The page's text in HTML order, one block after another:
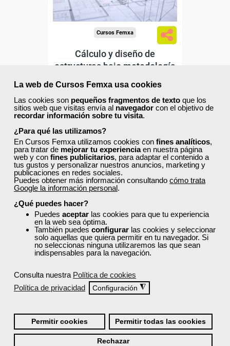
La web de Cursos Femxa usa cookies
Las cookies son pequeños fragmentos de texto que los
sitios web que visitas envía al navegador con el objetivo de
recordar información sobre tu visita.
¿Para qué las utilizamos?
En Cursos Femxa utilizamos cookies con fines analíticos,
para tratar de mejorar tu experienciaen nuestra página
web y con fines publicitarios, para adaptar el contenido a
tus gustos y personalizar nuestros anuncios, marketing y
publicaciones en redes sociales.
Puedes obtener más información consultando cómo trata
Google la información personal.
¿Qué puedes hacer?
Puedes aceptar las cookies para que tu experiencia
en la web sea óptima.
También puedes configurar las cookies y seleccionar
solo aquellas que quiera permitir en tu navegador. Si
no seleccionas ninguna utilizaremos las que sean
indispensables para la navegación.
Consulta nuestra Política de cookies
Política de privacidad
Configuración ◮
Permitir cookies Permitir todas las cookies
Rechazar
Extractivas.
Cursos Femxa
Cálculo y diseño de
estructuras bajo metodología
Curso Gratuito
50 horas
Online (toda España)
Ver curso
0 20
ONLINE
Formación 100%
subvencionada.
trabajadores y autónomos.
Sector
Cursos Femxa